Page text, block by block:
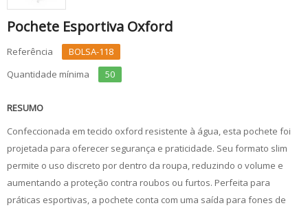
Pochete Esportiva Oxford
Referência
BOLSA-118
Quantidade mínima
50
RESUMO
Confeccionada em tecido oxford resistente à água, esta pochete foi
projetada para oferecer segurança e praticidade. Seu formato slim
permite o uso discreto por dentro da roupa, reduzindo o volume e
aumentando a proteção contra roubos ou furtos. Perfeita para
práticas esportivas, a pochete conta com uma saída para fones de